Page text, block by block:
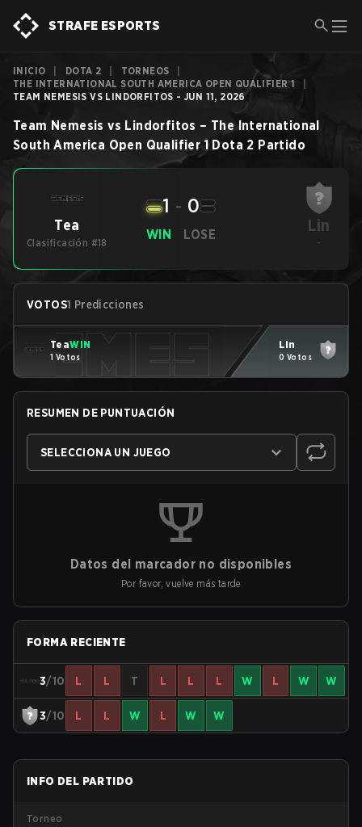
STRAFE ESPORTS
INICIO DOTA 2 TORNEOS
THE INTERNATIONAL SOUTH AMERICA OPEN QUALIFIER 1
TEAM NEMESIS VS LINDORFITOS - JUN 11, 2026
Team Nemesis vs Lindorfitos – The International
South America Open Qualifier 1 Dota 2 Partido
Tea
Clasificación #18
WIN
1 - 0
LOSE Lin
-
VOTOS1 Predicciones
TeaWIN
1 Votos
Lin
0 Votos
RESUMEN DE PUNTUACIÓN
SELECCIONA UN JUEGO
Datos del marcador no disponibles
Por favor, vuelve más tarde
FORMA RECIENTE
3/10 L L T L L L W L W W
3/10 L L W L W W
INFO DEL PARTIDO
Torneo